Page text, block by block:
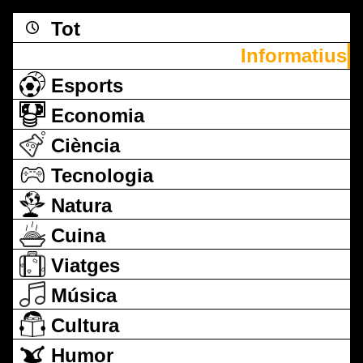
Tot
Informatius
Esports
Economia
Ciència
Tecnologia
Natura
Cuina
Viatges
Música
Cultura
Humor